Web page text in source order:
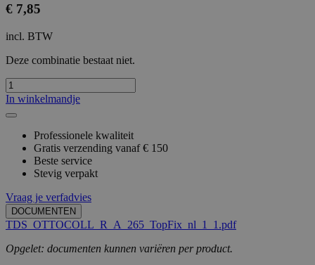
€ 7,85
incl. BTW
Deze combinatie bestaat niet.
In winkelmandje
Professionele kwaliteit
Gratis verzending vanaf € 150
Beste service
Stevig verpakt
Vraag je verfadvies
DOCUMENTEN
TDS_OTTOCOLL_R_A_265_TopFix_nl_1_1.pdf
Opgelet: documenten kunnen variëren per product.